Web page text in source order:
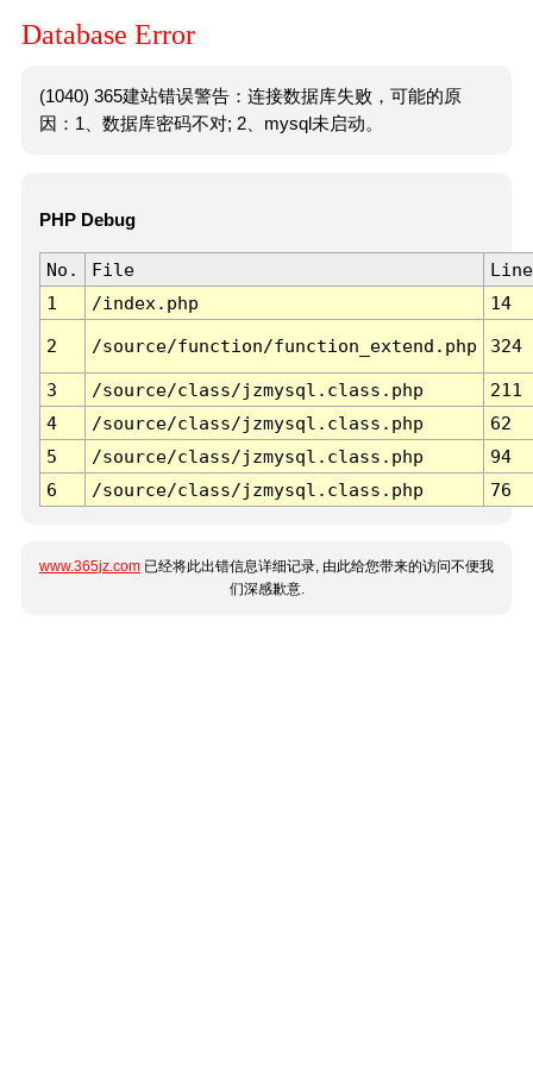
Database Error
(1040) 365建站错误警告：连接数据库失败，可能的原
因：1、数据库密码不对; 2、mysql未启动。
PHP Debug
No. File
Line
1
/index.php 14
2 /source/function/function_extend.php 324
3 /source/class/jzmysql.class.php
211
4
/source/class/jzmysql.class.php
62
5
/source/class/jzmysql.class.php
94
6
/source/class/jzmysql.class.php 76
www.365jz.com 已经将此出错信息详细记录, 由此给您带来的访问不便我
们深感歉意.